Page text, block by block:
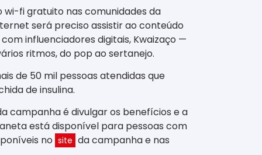
fi gratuito nas comunidades da
será preciso assistir ao conteúdo
influenciadores digitais, Kwaizaço —
ritmos, do pop ao sertanejo.
de 50 mil pessoas atendidas que
de insulina.
campanha é divulgar os benefícios e a
está disponível para pessoas com
no site da campanha e nas